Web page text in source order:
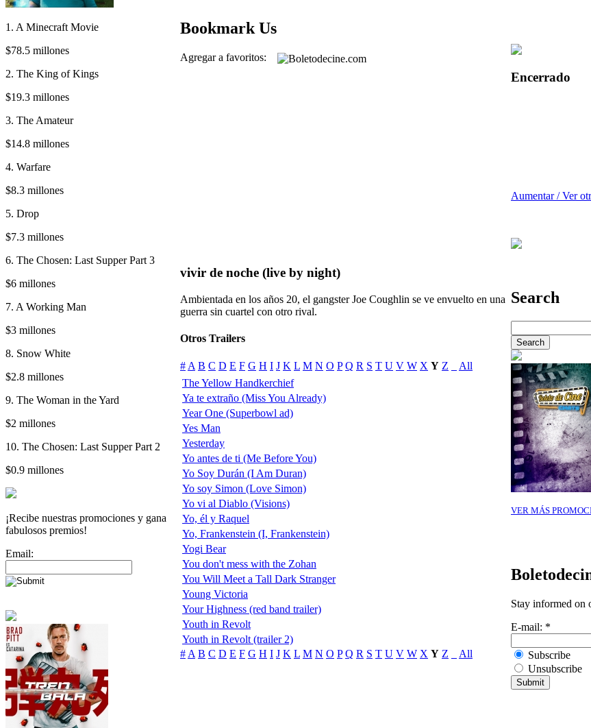
1. A Minecraft Movie
$78.5 millones
2. The King of Kings
$19.3 millones
3. The Amateur
$14.8 millones
4. Warfare
$8.3 millones
5. Drop
$7.3 millones
6. The Chosen: Last Supper Part 3
$6 millones
7. A Working Man
$3 millones
8. Snow White
$2.8 millones
9. The Woman in the Yard
$2 millones
10. The Chosen: Last Supper Part 2
$0.9 millones
¡Recibe nuestras promociones y gana
fabulosos premios!
Email:
Bookmark Us
Agregar a favoritos:
vivir de noche (live by night)
Ambientada en los años 20, el gangster Joe Coughlin se ve envuelto en una
guerra sin cuartel con otro rival.
Otros Trailers
# A B C D E F G H I J K L M N O P Q R S T U V W X Y Z
All
The Yellow Handkerchief
Ya te extraño (Miss You Already)
Year One (Superbowl ad)
Yes Man
Yesterday
Yo antes de ti (Me Before You)
Yo Soy Durán (I Am Duran)
Yo soy Simon (Love Simon)
Yo vi al Diablo (Visions)
Yo, él y Raquel
Yo, Frankenstein (I, Frankenstein)
Yogi Bear
You don't mess with the Zohan
You Will Meet a Tall Dark Stranger
Young Victoria
Your Highness (red band trailer)
Youth in Revolt
Youth in Revolt (trailer 2)
# A B C D E F G H I J K L M N O P Q R S T U V W X Y Z All
Encerrado
Aumentar / Ver
Search
VER MÁS
Stay informed on
E-mail: *
Subscribe
Unsubscribe